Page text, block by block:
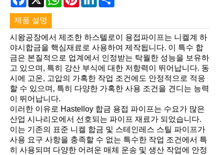
제품 설명
시왕공장에서 제조한 하스텔로이 용접파이프는 니켈계 하
야시합금을 핵심재료로 사용하여 제작됩니다. 이 특수 합
금은 본질적으로 업계에서 인정받는 탁월한 성능을 보유하
고 있으며, 특히 강산 부식에 대한 저항력이 뛰어납니다. 동
시에 고온, 고압의 가혹한 작업 조건에도 안정적으로 적응
할 수 있으며, 특히 다양한 가혹한 사용 조건을 견디는 능력
이 뛰어납니다.
이러한 이유로 Hastelloy 합금 용접 파이프는 수요가 많은
산업 시나리오에서 선호되는 파이프 재료가 되었습니다.
이는 기존의 표준 니켈 합금 및 스테인레스 스틸 파이프가
사용 요구 사항을 충족할 수 없는 특수한 작업 조건에서 특
히 사용되며 다양한 어려운 매체 운송 및 생산 작업에 안정